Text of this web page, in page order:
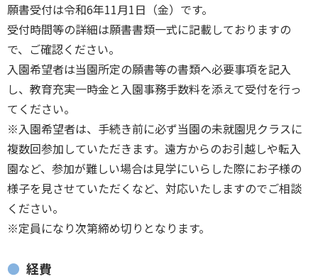
願書受付は令和6年11月1日（金）です。
受付時間等の詳細は願書書類一式に記載しておりますの
で、ご確認ください。
入園希望者は当園所定の願書等の書類へ必要事項を記入
し、教育充実一時金と入園事務手数料を添えて受付を行っ
てください。
※入園希望者は、手続き前に必ず当園の未就園児クラスに
複数回参加していただきます。遠方からのお引越しや転入
園など、参加が難しい場合は見学にいらした際にお子様の
様子を見させていただくなど、対応いたしますのでご相談
ください。
※定員になり次第締め切りとなります。
経費